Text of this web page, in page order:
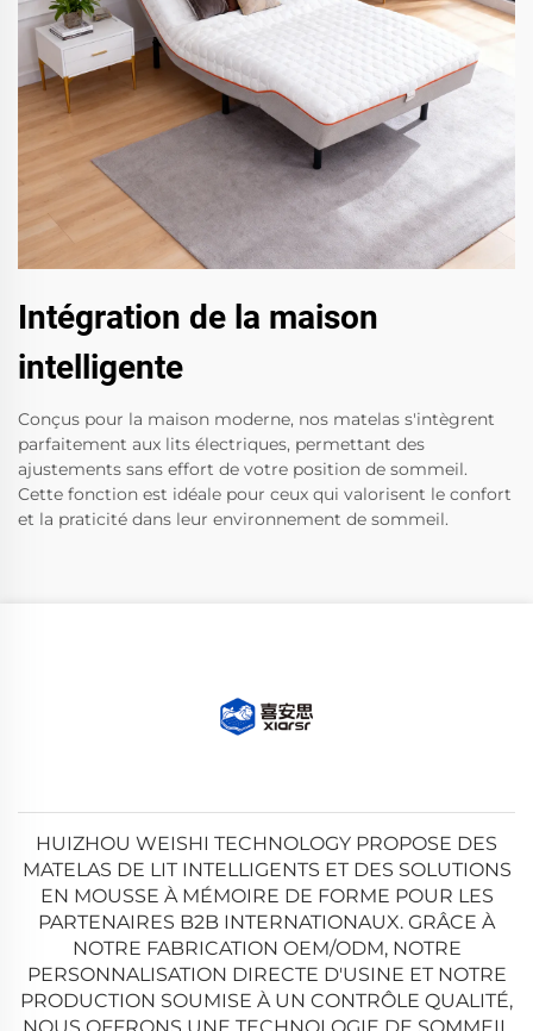
Intégration de la maison
intelligente
Conçus pour la maison moderne, nos matelas s'intègrent
parfaitement aux lits électriques, permettant des
ajustements sans effort de votre position de sommeil.
Cette fonction est idéale pour ceux qui valorisent le confort
et la praticité dans leur environnement de sommeil.
HUIZHOU WEISHI TECHNOLOGY PROPOSE DES
MATELAS DE LIT INTELLIGENTS ET DES SOLUTIONS
EN MOUSSE À MÉMOIRE DE FORME POUR LES
PARTENAIRES B2B INTERNATIONAUX. GRÂCE À
NOTRE FABRICATION OEM/ODM, NOTRE
PERSONNALISATION DIRECTE D'USINE ET NOTRE
PRODUCTION SOUMISE À UN CONTRÔLE QUALITÉ,